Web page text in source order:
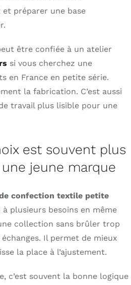
préparer une base
être confiée à un atelier
si vous cherchez une
en France en petite série.
la fabrication. C’est aussi
travail plus lisible pour une
est souvent plus
jeune marque
confection textile petite
à plusieurs besoins en même
collection sans brûler trop
Il permet de mieux
la place à l’ajustement.
c’est souvent la bonne logique